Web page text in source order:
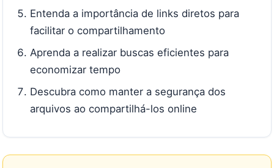
Entenda a importância de links diretos para
facilitar o compartilhamento
Aprenda a realizar buscas eficientes para
economizar tempo
Descubra como manter a segurança dos
arquivos ao compartilhá-los online